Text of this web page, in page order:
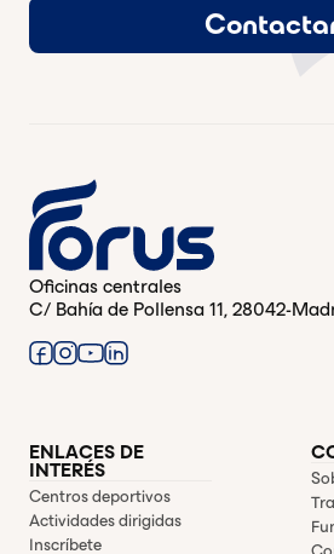
Oficinas centrales
C/ Bahía de Pollensa 11, 28042-
ENLACES DE
INTERÉS
Centros deportivos
Actividades dirigidas
Inscríbete